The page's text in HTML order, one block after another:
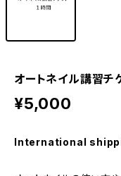
オートネイル講習チ
¥5,000
International